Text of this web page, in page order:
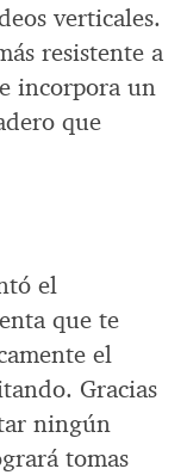
verticales.
resistente a
incorpora un
que
el
que te
el
Gracias
ningún
tomas